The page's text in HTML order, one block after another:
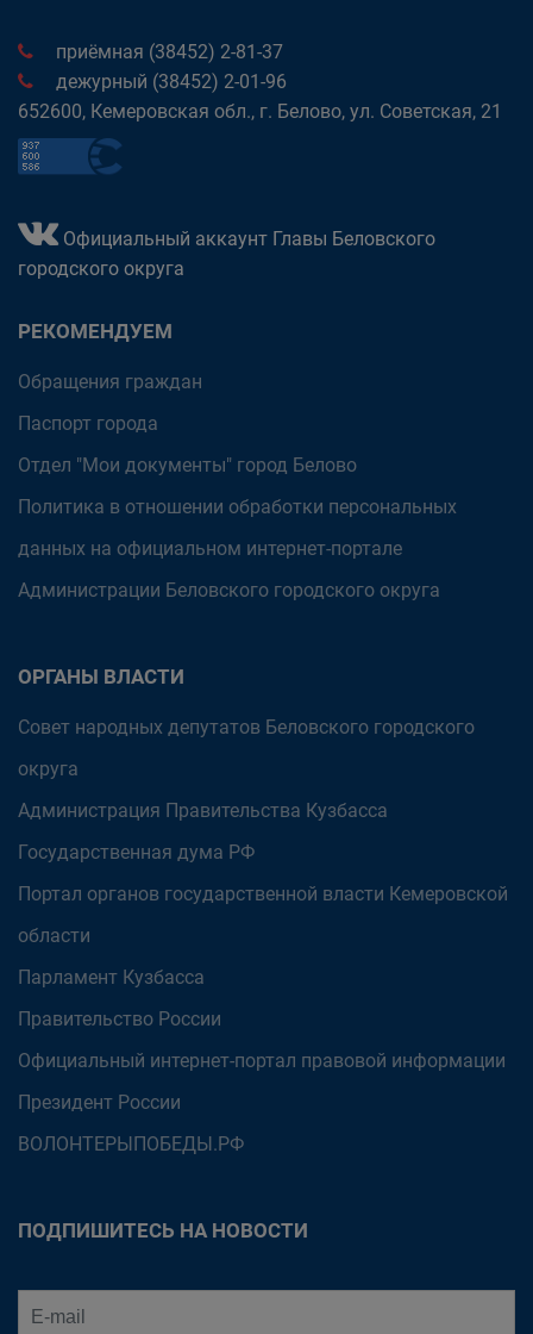
приёмная (38452) 2-81-37
дежурный (38452) 2-01-96
652600, Кемеровская обл., г. Белово, ул. Советская, 21
Официальный аккаунт Главы Беловского
городского округа
РЕКОМЕНДУЕМ
Обращения граждан
Паспорт города
Отдел "Мои документы" город Белово
Политика в отношении обработки персональных
данных на официальном интернет-портале
Администрации Беловского городского округа
ОРГАНЫ ВЛАСТИ
Совет народных депутатов Беловского городского
округа
Администрация Правительства Кузбасса
Государственная дума РФ
Портал органов государственной власти Кемеровской
области
Парламент Кузбасса
Правительство России
Официальный интернет-портал правовой информации
Президент России
ВОЛОНТЕРЫПОБЕДЫ.РФ
ПОДПИШИТЕСЬ НА НОВОСТИ